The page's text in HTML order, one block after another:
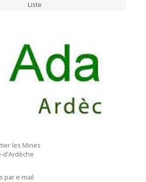
Liste
les Mines
d'Ardèche
par e-mail